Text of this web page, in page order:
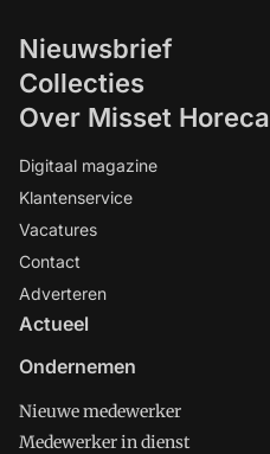
Nieuwsbrief
Collecties
Over Misset Horeca
Digitaal magazine
Klantenservice
Vacatures
Contact
Adverteren
Actueel
Ondernemen
Nieuwe medewerker
Medewerker in dienst